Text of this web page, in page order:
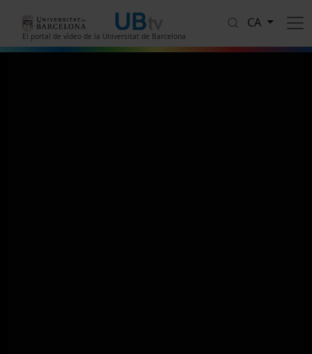
El portal de vídeo de la Universitat de Barcelona
CA